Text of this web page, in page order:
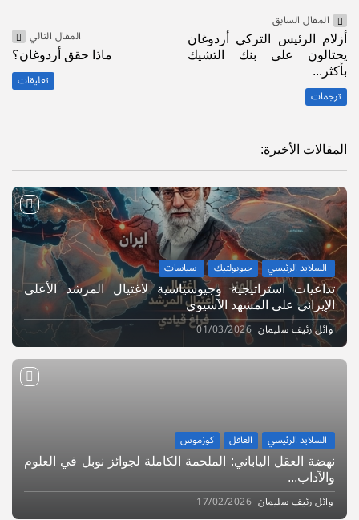
المقال السابق
أزلام الرئيس التركي أردوغان
يحتالون على بنك التشيك
بأكثر...
ترجمات
المقال التالي
ماذا حقق أردوغان؟
تعليقات
المقالات الأخيرة:
السلايد الرئيسي جيوبولتيك سياسات
تداعيات استراتيجية وجيوسياسية لاغتيال المرشد الأعلى
الإيراني على المشهد الآسيوي
وائل رئيف سليمان 01/03/2026
السلايد الرئيسي العاقل كوزموس
نهضة العقل الياباني: الملحمة الكاملة لجوائز نوبل في العلوم
والآداب...
وائل رئيف سليمان 17/02/2026